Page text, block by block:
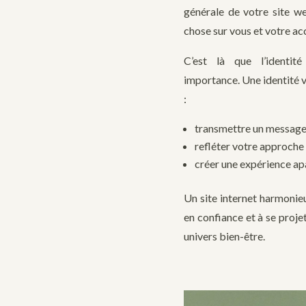
générale de votre site
chose sur vous et votre
C’est là que
importance. Une identité
:
transmettre un
refléter votre
créer une expérience
Un site internet
en confiance et à se
univers bien-être.